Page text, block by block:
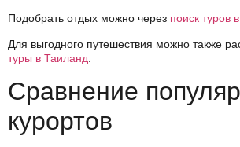
Подобрать отдых можно через поиск туров
Для выгодного путешествия можно также
туры в Таиланд
Сравнение
курортов